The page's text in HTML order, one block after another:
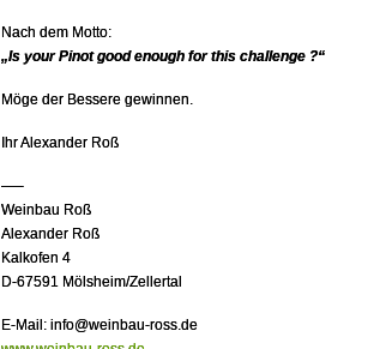
Nach dem Motto:
„Is your Pinot good enough for this challenge ?“
Möge der Bessere gewinnen.
Ihr Alexander Roß
—–
Weinbau Roß
Alexander Roß
Kalkofen 4
D-67591 Mölsheim/Zellertal
E-Mail: info@weinbau-ross.de